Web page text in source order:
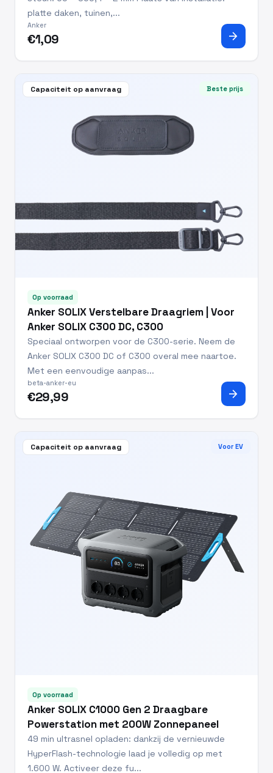
platte daken, tuinen,...
Anker
€1,09 arrow_forward
Capaciteit op aanvraag Beste prijs
Op voorraad
Anker SOLIX Verstelbare Draagriem | Voor
Anker SOLIX C300 DC, C300
Speciaal ontworpen voor de C300-serie. Neem de
Anker SOLIX C300 DC of C300 overal mee naartoe.
Met een eenvoudige aanpas...
beta-anker-eu
€29,99 arrow_forward
Capaciteit op aanvraag Voor EV
Op voorraad
Anker SOLIX C1000 Gen 2 Draagbare
Powerstation met 200W Zonnepaneel
49 min ultrasnel opladen: dankzij de vernieuwde
HyperFlash-technologie laad je volledig op met
1.600 W. Activeer deze fu...